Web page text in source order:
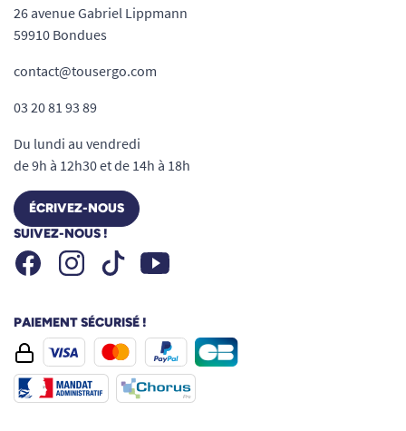
26 avenue Gabriel Lippmann
59910 Bondues
contact@tousergo.com
03 20 81 93 89
Du lundi au vendredi
de 9h à 12h30 et de 14h à 18h
ÉCRIVEZ-NOUS
SUIVEZ-NOUS !
FacebookInstagramTiktok Youtube
PAIEMENT SÉCURISÉ !